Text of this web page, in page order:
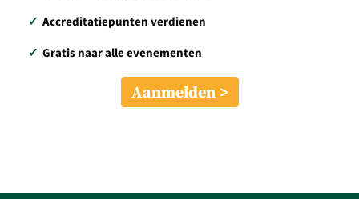
✓ Accreditatiepunten verdienen
✓ Gratis naar alle evenementen
Aanmelden